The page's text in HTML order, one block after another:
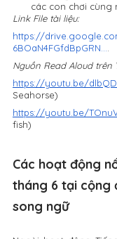
các con chơi cùng
Link File tài liệu:
https://
6BOaN4FGfdBpGRN...
Nguồn Read Aloud trên
https://youtu.be/
Seahorse)
https://youtu.be/
fish)
Các hoạt động
tháng 6 tại cộng
song ngữ